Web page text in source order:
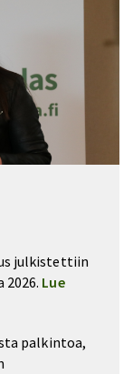
julkistettiin
Lue
palkintoa,